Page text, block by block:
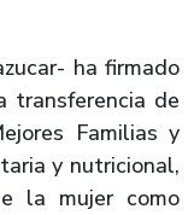
ha firmado
transferencia de
Familias y
y nutricional,
la mujer como